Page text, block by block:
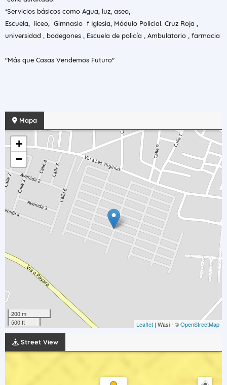
*Servicios básicos como Agua, luz, aseo,
Escuela, liceo, Gimnasio f Iglesia, Módulo Policial. Cruz Roja ,
universidad , bodegones , Escuela de policía , Ambulatorio , farmacia
"Más que Casas Vendemos Futuro"
Mapa
+
−
200 m
500 ft
Leaflet | Wasi - ©OpenStreetMap
Street View